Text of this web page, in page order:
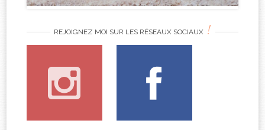
REJOIGNEZ MOI SUR LES RÉSEAUX SOCIAUX !